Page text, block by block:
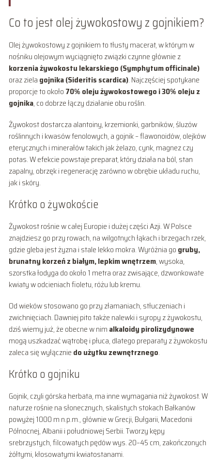
Co to jest olej żywokostowy z gojnikiem?
Olej żywokostowy z gojnikiem to tłusty macerat, w którym w
nośniku olejowym wyciągnięto związki czynne głównie z
korzenia żywokostu lekarskiego (Symphytum officinale)
oraz ziela gojnika (Sideritis scardica). Najczęściej spotykane
proporcje to około 70% oleju żywokostowego i 30% oleju z
gojnika, co dobrze łączy działanie obu roślin.
Żywokost dostarcza alantoiny, krzemionki, garbników, śluzów
roślinnych i kwasów fenolowych, a gojnik – flawonoidów, olejków
eterycznych i minerałów takich jak żelazo, cynk, magnez czy
potas. W efekcie powstaje preparat, który działa na ból, stan
zapalny, obrzęk i regenerację zarówno w obrębie układu ruchu,
jak i skóry.
Krótko o żywokoście
Żywokost rośnie w całej Europie i dużej części Azji. W Polsce
znajdziesz go przy rowach, na wilgotnych łąkach i brzegach rzek,
gdzie gleba jest żyzna i stale lekko mokra. Wyróżnia go gruby,
brunatny korzeń z białym, lepkim wnętrzem, wysoka,
szorstka łodyga do około 1 metra oraz zwisające, dzwonkowate
kwiaty w odcieniach fioletu, różu lub kremu.
Od wieków stosowano go przy złamaniach, stłuczeniach i
zwichnięciach. Dawniej pito także nalewki i syropy z żywokostu,
dziś wiemy już, że obecne w nim alkaloidy pirolizydynowe
mogą uszkadzać wątrobę i płuca, dlatego preparaty z żywokostu
zaleca się wyłącznie do użytku zewnętrznego.
Krótko o gojniku
Gojnik, czyli górska herbata, ma inne wymagania niż żywokost. W
naturze rośnie na słonecznych, skalistych stokach Bałkanów
powyżej 1000 m n.p.m., głównie w Grecji, Bułgarii, Macedonii
Północnej, Albanii i południowej Serbii. Tworzy kępy
srebrzystych, filcowatych pędów wys. 20–45 cm, zakończonych
żółtymi, kłosowatymi kwiatostanami.